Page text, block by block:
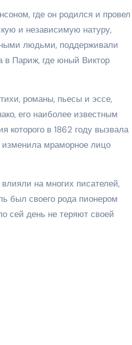
где он родился и провел
и независимую натуру,
людьми, поддерживали
в Париж, где юный Виктор
романы, пьесы и эссе,
его наиболее известным
которого в 1862 году вызвала
мраморное лицо
на многих писателей,
был своего рода пионером
сей день не теряют своей